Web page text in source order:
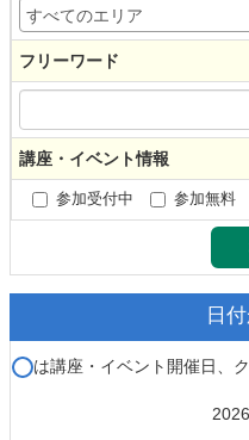
フリーワード
講座・イベント情報
参加受付中 参加無料
日
○
は講座・イベント開催日、